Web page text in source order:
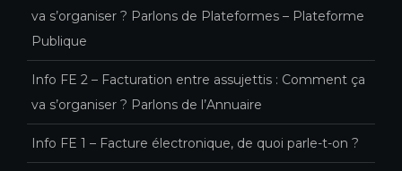
va s’organiser ? Parlons de Plateformes – Plateforme
Publique
Info FE 2 – Facturation entre assujettis : Comment ça
va s’organiser ? Parlons de l’Annuaire
Info FE 1 – Facture électronique, de quoi parle-t-on ?